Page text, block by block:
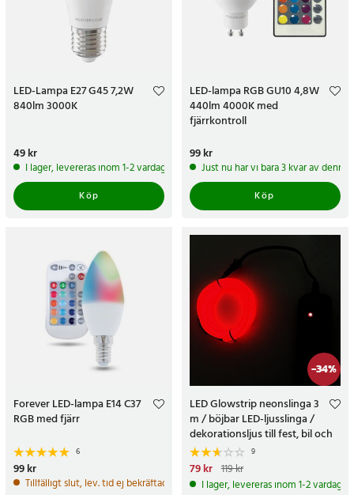
LED-Lampa E27 G45 7,2W
840lm 3000K
Pris:
49 kr
I lager, levereras inom 1-2 vardagar
Köp
LED-lampa RGB GU10 4,8W
440lm 4000K med
fjärrkontroll
Pris:
99 kr
Just nu har vi bara 3 kvar av denna
Köp
Forever LED-lampa E14 C37
RGB med fjärr
6
Pris:
99 kr
Tillfälligt slut, lev. tid ej bekräftad.
-34%
LED Glowstrip neonslinga 3
m / böjbar LED-ljusslinga /
dekorationsljus till fest, bil och
hem
9
Nuvarande pris
pris:119 kr
79 kr 119 kr
I lager, levereras inom 1-2 vardagar